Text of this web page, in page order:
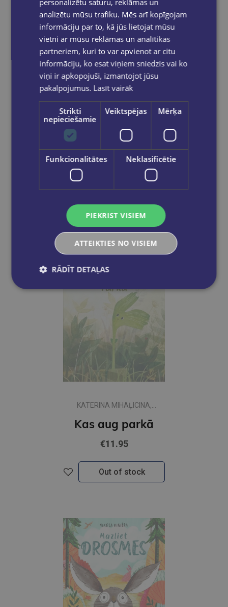
KATERINA MIHAĻICINA,
OKSANA BULA
Kas aug mežā
KATERINA MIHAĻICINA,
Kas aug parkā
€11.95
Out of stock
personalizētu saturu, reklāmas un
analizētu mūsu trafiku. Mēs arī kopīgojam
informāciju par to, kā jūs lietojat mūsu
vietni ar mūsu reklāmas un analītikas
partneriem, kuri to var apvienot ar citu
informāciju, ko esat viņiem sniedzis vai ko
viņi ir apkopojuši, izmantojot jūsu
pakalpojumus. Lasīt vairāk
Strikti
nepieciešamie
Veiktspējas Mērķa
Funkcionalitātes Neklasificētie
PIEKRIST VISIEM
ATTEIKTIES NO VISIEM
RĀDĪT DETAĻAS